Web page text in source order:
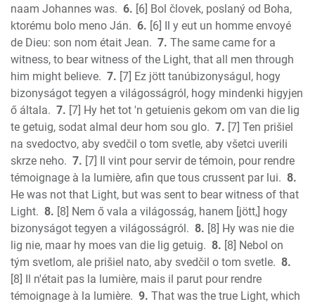
Matthew
Mark
Luke
John
Acts
Romans
1 Corinthians
2 Corinthians
Galatians
Ephesians
Phillipians
Colossians
1 Thess.
2 Thess.
1 Timothy
2 Timothy
naam Johannes was. 6. [6] Bol človek, poslaný od Boha,
ktorému bolo meno Ján. 6. [6] Il y eut un homme envoyé
de Dieu: son nom était Jean. 7. The same came for a
witness, to bear witness of the Light, that all men through
him might believe. 7. [7] Ez jött tanúbizonyságul, hogy
bizonyságot tegyen a világosságról, hogy mindenki higyjen
ő általa. 7. [7] Hy het tot 'n getuienis gekom om van die lig
te getuig, sodat almal deur hom sou glo. 7. [7] Ten prišiel
na svedoctvo, aby svedčil o tom svetle, aby všetci uverili
skrze neho. 7. [7] Il vint pour servir de témoin, pour rendre
témoignage à la lumière, afin que tous crussent par lui. 8.
He was not that Light, but was sent to bear witness of that
Light. 8. [8] Nem ő vala a világosság, hanem [jött,] hogy
bizonyságot tegyen a világosságról. 8. [8] Hy was nie die
lig nie, maar hy moes van die lig getuig. 8. [8] Nebol on
tým svetlom, ale prišiel nato, aby svedčil o tom svetle. 8.
[8] Il n'était pas la lumière, mais il parut pour rendre
témoignage à la lumière. 9. That was the true Light, which